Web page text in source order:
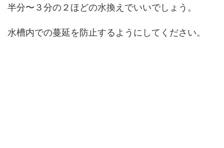
半分〜３分の２ほどの水換えでいいでしょう。
水槽内での蔓延を防止するようにしてください。